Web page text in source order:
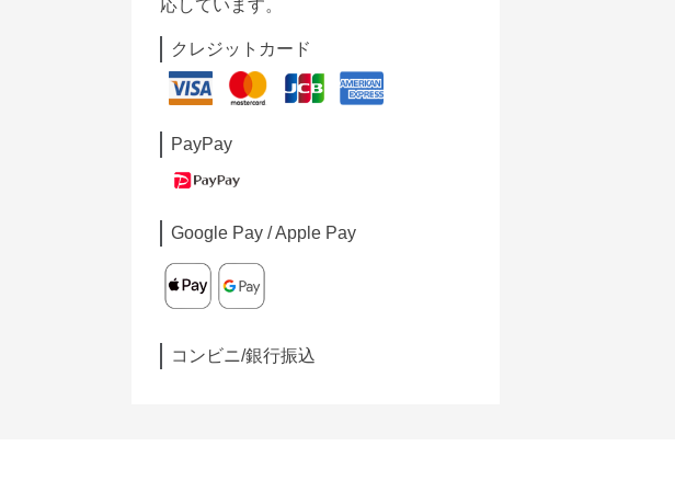
応しています。
クレジットカード
PayPay
Google Pay / Apple Pay
コンビニ/銀行振込